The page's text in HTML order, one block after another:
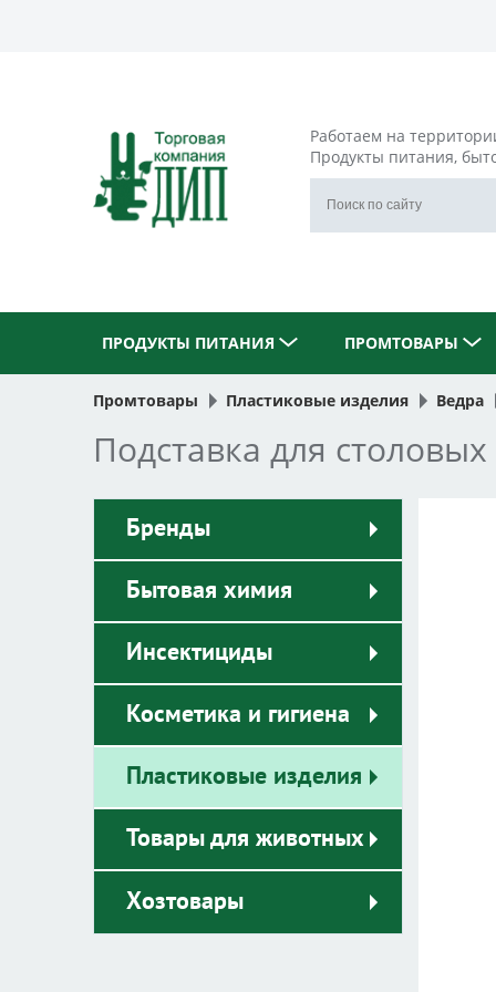
Работаем на
Продукты питания,
ПРОДУКТЫ ПИТАНИЯ ПРОМТОВАРЫ
Промтовары Пластиковые изделия Ведра
Подставка для
Бренды
Бытовая химия
Инсектициды
Косметика и гигиена
Пластиковые изделия
Товары для животных
Хозтовары